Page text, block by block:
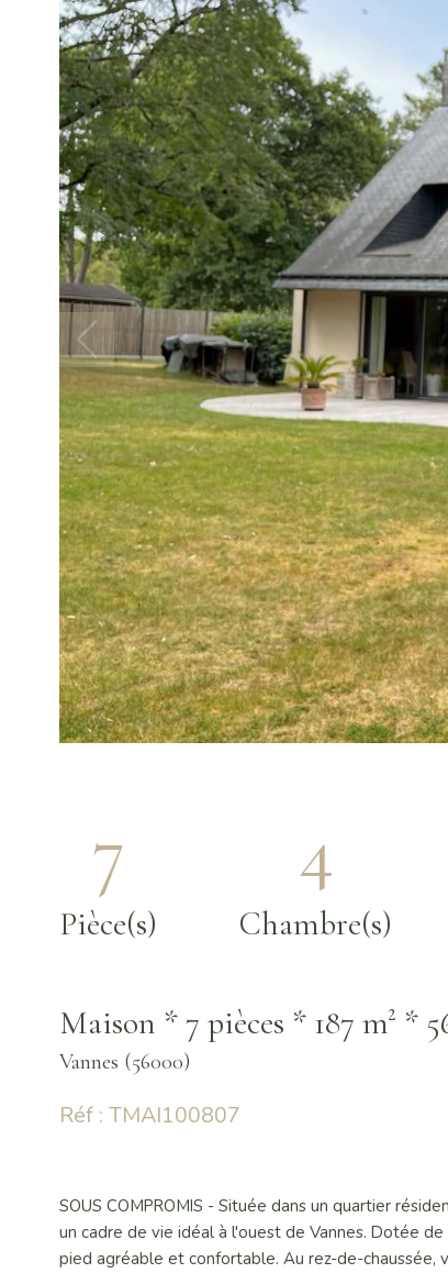
7
Pièce(s)
4
Chambre(s)
Maison * 7 pièces * 187 m² *
Vannes (56000)
Réf : TMAI100807
SOUS COMPROMIS - Située dans un quartier
un cadre de vie idéal à l'ouest de Vannes. Dotée
pied agréable et confortable. Au rez-de-chaussée,